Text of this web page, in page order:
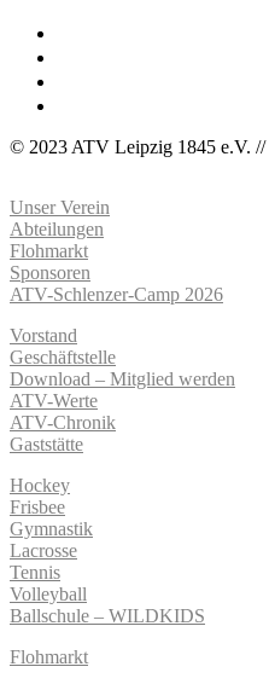
© 2023 ATV Leipzig 1845 e.V. //
Unser Verein
Abteilungen
Flohmarkt
Sponsoren
ATV-Schlenzer-Camp 2026
Vorstand
Geschäftstelle
Download – Mitglied werden
ATV-Werte
ATV-Chronik
Gaststätte
Hockey
Frisbee
Gymnastik
Lacrosse
Tennis
Volleyball
Ballschule – WILDKIDS
Flohmarkt